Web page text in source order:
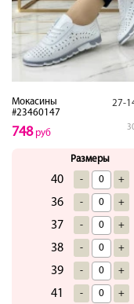
Мокасины
#23460147
27-
748руб
Размеры
40 - +
36 - +
37 - +
38 - +
39 - +
41 - +